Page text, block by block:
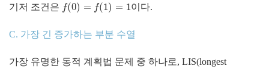
기저 조건은 f(0) = f(1) = 1
f(0)= (1 =1 이다.
C. 가장 긴 증가하는 부분 수열
가장 유명한 동적 계획법 문제 중 하나로, LIS(longest